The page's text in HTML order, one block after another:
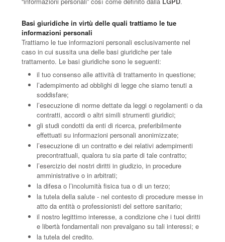
Basi giuridiche in virtù delle quali trattiamo le tue
informazioni personali
Trattiamo le tue informazioni personali esclusivamente nel
caso in cui sussita una delle basi giuridiche per tale
trattamento. Le basi giuridiche sono le seguenti:
il tuo consenso alle attività di trattamento in questione;
l’adempimento ad obblighi di legge che siamo tenuti a
soddisfare;
l’esecuzione di norme dettate da leggi o regolamenti o da
contratti, accordi o altri simili strumenti giuridici;
gli studi condotti da enti di ricerca, preferibilmente
effettuati su informazioni personali anonimizzate;
l’esecuzione di un contratto e dei relativi adempimenti
precontrattuali, qualora tu sia parte di tale contratto;
l’esercizio dei nostri diritti in giudizio, in procedure
amministrative o in arbitrati;
la difesa o l’incolumità fisica tua o di un terzo;
la tutela della salute - nel contesto di procedure messe in
atto da entità o professionisti del settore sanitario;
il nostro legittimo interesse, a condizione che i tuoi diritti
e libertà fondamentali non prevalgano su tali interessi; e
la tutela del credito.